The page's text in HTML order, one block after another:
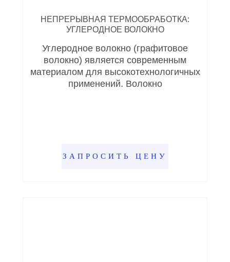
НЕПРЕРЫВНАЯ ТЕРМООБРАБОТКА:
УГЛЕРОДНОЕ ВОЛОКНО
Углеродное волокно (графитовое
волокно) является современным
материалом для высокотехнологичных
применений. Волокно
ЗАПРОСИТЬ ЦЕНУ